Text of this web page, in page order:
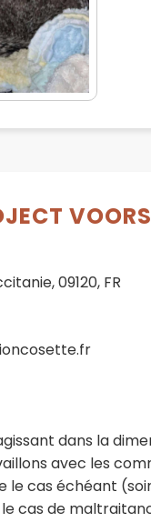
09120, FR
dans la
avec les
cas échéant
cas de